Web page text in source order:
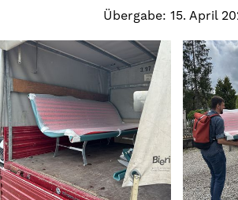
Übergabe: 15. April